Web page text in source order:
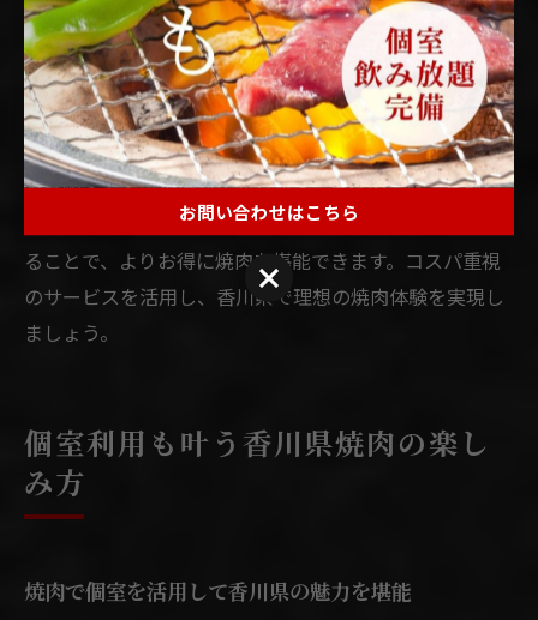
チタイム限定のサービス、無料のサイドメニューなどを
活用するのがおすすめです。なぜなら、こうしたサービ
スは価格を抑えつつ満足度を高める工夫が凝らされてい
るからです。例えば、ドリンクバー付きやご飯・スープ
のおかわり自由、誕生日特典など、各店独自のサービス
を比較すると選択肢が広がります。具体的には、事前に
公式サイトや口コミでサービス内容を調べてから来店す
ることで、よりお得に焼肉を堪能できます。コスパ重視
のサービスを活用し、香川県で理想の焼肉体験を実現し
ましょう。
個室利用も叶う香川県焼肉の楽し
み方
焼肉で個室を活用して香川県の魅力を堪能
お問い合わせはこちら
お問い合わせはこちら